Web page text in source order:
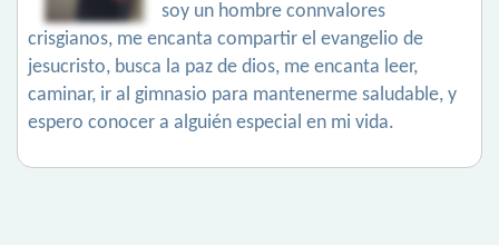
soy un hombre connvalores
crisgianos, me encanta compartir el evangelio de
jesucristo, busca la paz de dios, me encanta leer,
caminar, ir al gimnasio para mantenerme saludable, y
espero conocer a alguién especial en mi vida.